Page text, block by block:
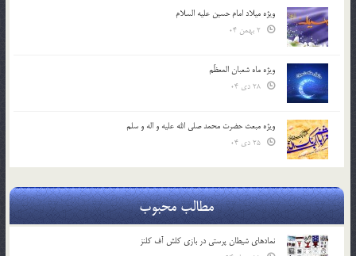
ویژه میلاد امام حسین علیه السلام
ویژه ماه شعبان المعظّم
ویژه مبعث حضرت محمد صلی الله علیه و اله و سلم
مطالب محبوب
نمادهای شیطان پرستی در بازی کلش آف کلنز